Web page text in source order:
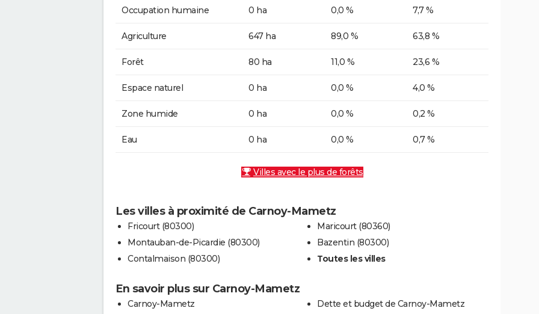
Occupation humaine 0 ha 0,0 % 7,7 %
Agriculture 647 ha 89,0 % 63,8 %
Forêt 80 ha 11,0 % 23,6 %
Espace naturel 0 ha 0,0 % 4,0 %
Zone humide 0 ha 0,0 % 0,2 %
Eau 0 ha 0,0 % 0,7 %
Villes avec le plus de forêts
Les villes à proximité de Carnoy-Mametz
Fricourt (80300)
Montauban-de-Picardie (80300)
Contalmaison (80300)
Maricourt (80360)
Bazentin (80300)
Toutes les villes
En savoir plus sur Carnoy-Mametz
Carnoy-Mametz
Dette et budget de Carnoy-Mametz